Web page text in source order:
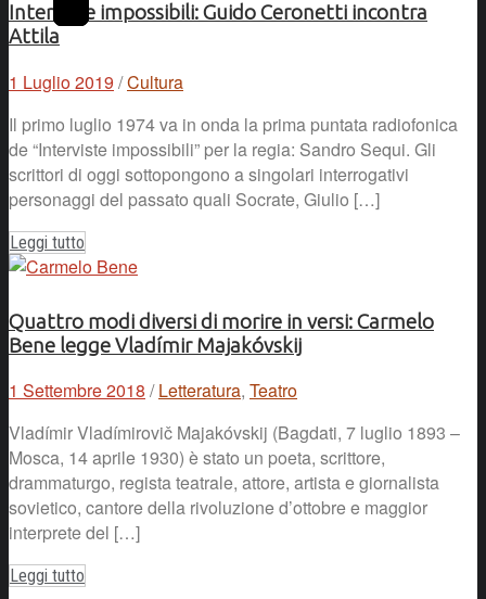
Interviste impossibili: Guido Ceronetti incontra
Attila
1 Luglio 2019 /Cultura
Il primo luglio 1974 va in onda la prima puntata radiofonica
de “Interviste impossibili” per la regia: Sandro Sequi. Gli
scrittori di oggi sottopongono a singolari interrogativi
personaggi del passato quali Socrate, Giulio […]
Leggi tutto
Quattro modi diversi di morire in versi: Carmelo
Bene legge Vladímir Majakóvskij
1 Settembre 2018 / Letteratura, Teatro
Vladímir Vladímirovič Majakóvskij (Bagdati, 7 luglio 1893 –
Mosca, 14 aprile 1930) è stato un poeta, scrittore,
drammaturgo, regista teatrale, attore, artista e giornalista
sovietico, cantore della rivoluzione d’ottobre e maggior
interprete del […]
Leggi tutto